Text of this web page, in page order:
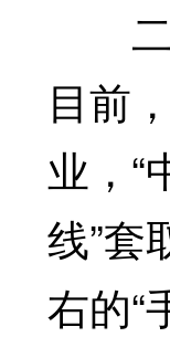
二
目前
业，“
线”套
右的“